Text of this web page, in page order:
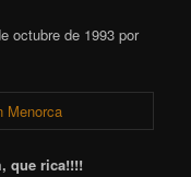
octubre de 1993 por
que rica!!!!